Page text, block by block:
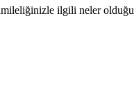
ilgili neler